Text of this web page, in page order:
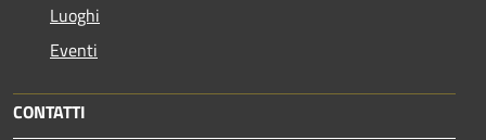
Luoghi
Eventi
CONTATTI